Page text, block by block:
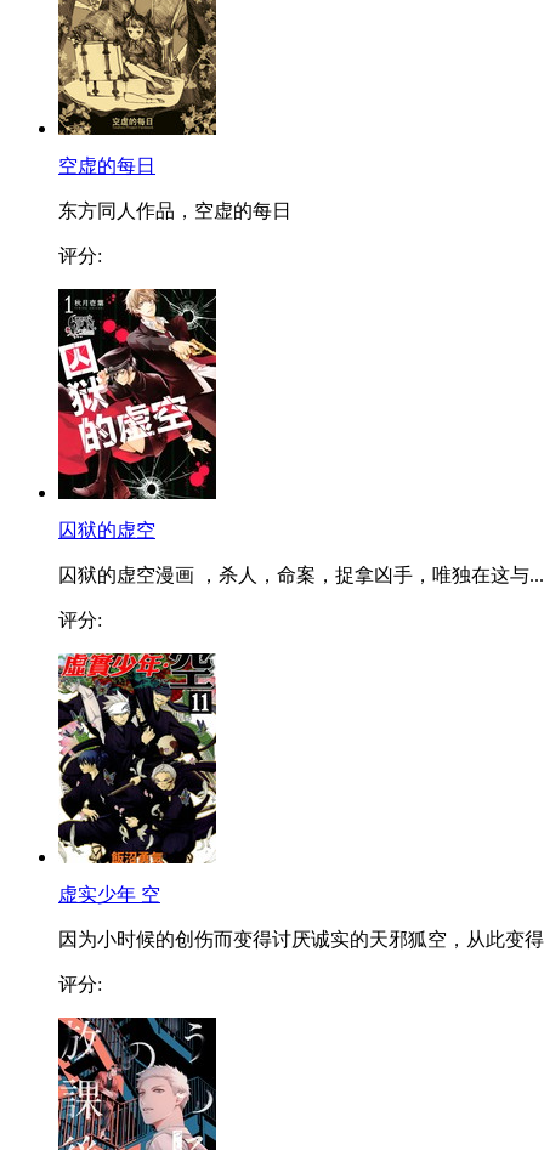
空虚的每日
东方同人作品，空虚的每日
评分:
囚狱的虚空
囚狱的虚空漫画 ，杀人，命案，捉拿凶手，唯独在这与...
评分:
虚实少年 空
因为小时候的创伤而变得讨厌诚实的天邪狐空，从此变
评分: